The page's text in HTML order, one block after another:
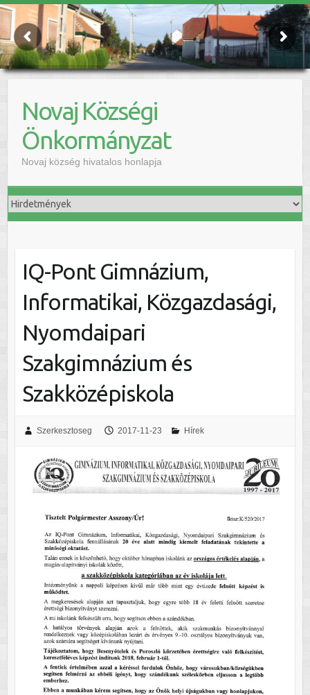
Novaj Községi
Önkormányzat
Novaj község hivatalos honlapja
IQ-Pont Gimnázium,
Informatikai, Közgazdasági,
Nyomdaipari
Szakgimnázium és
Szakközépiskola
Szerkesztoseg 2017-11-23 Hírek